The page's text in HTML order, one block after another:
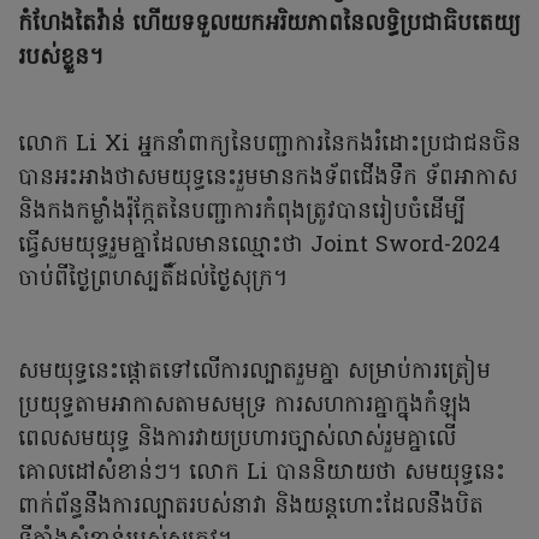
កំហែងតៃវ៉ាន់ ហើយទទួលយកអរិយភាពនៃលទ្ធិប្រជាធិបតេយ្យ
របស់ខ្លួន។
លោក Li Xi អ្នកនាំពាក្យនៃបញ្ជាការនៃកងរំដោះប្រជាជនចិន
បានអះអាងថាសមយុទ្ធនេះរួមមានកងទ័ពជើងទឹក ទ័ពអាកាស
និងកងកម្លាំងរ៉ុក្កែតនៃបញ្ជាការកំពុងត្រូវបានរៀបចំដើម្បី
ធ្វើសមយុទ្ធរួមគ្នាដែលមានឈ្មោះថា Joint Sword-2024
ចាប់ពីថ្ងៃព្រហស្បតិ៍ដល់ថ្ងៃសុក្រ។
សមយុទ្ធនេះផ្តោតទៅលើការល្បាតរួមគ្នា សម្រាប់ការត្រៀម
ប្រយុទ្ធតាមអាកាសតាមសមុទ្រ ការសហការគ្នាក្នុងកំឡុង
ពេលសមយុទ្ធ និងការវាយប្រហារច្បាស់លាស់រួមគ្នាលើ
គោលដៅសំខាន់ៗ។ លោក Li បាននិយាយថា សមយុទ្ធនេះ
ពាក់ព័ន្ធនឹងការល្បាតរបស់នាវា និងយន្តហោះដែលនឹងបិត